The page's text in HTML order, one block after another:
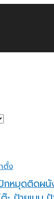
ตั้ง
กหมุดติดผนั